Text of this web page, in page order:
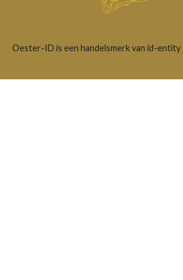
Oester-ID is een handelsmerk van id-entity